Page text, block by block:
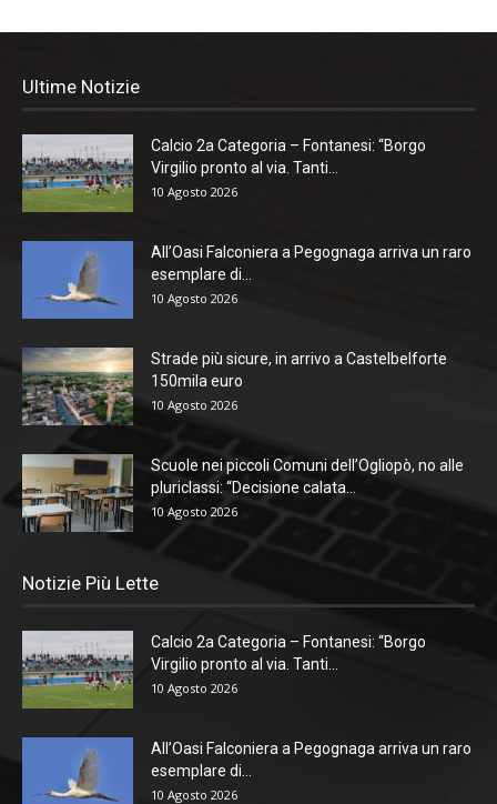
Ultime Notizie
Calcio 2a Categoria – Fontanesi: “Borgo
Virgilio pronto al via. Tanti...
10 Agosto 2026
All’Oasi Falconiera a Pegognaga arriva un raro
esemplare di...
10 Agosto 2026
Strade più sicure, in arrivo a Castelbelforte
150mila euro
10 Agosto 2026
Scuole nei piccoli Comuni dell’Ogliopò, no alle
pluriclassi: “Decisione calata...
10 Agosto 2026
Notizie Più Lette
Calcio 2a Categoria – Fontanesi: “Borgo
Virgilio pronto al via. Tanti...
10 Agosto 2026
All’Oasi Falconiera a Pegognaga arriva un raro
esemplare di...
10 Agosto 2026